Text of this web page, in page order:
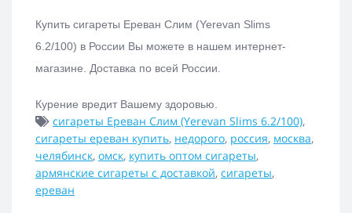
Купить сигареты Ереван Слим (Yerevan Slims
6.2/100) в России Вы можете в нашем интернет-
магазине. Доставка по всей России.
Курение вредит Вашему здоровью.
сигареты Ереван Слим (Yerevan Slims 6.2/100),
сигареты ереван купить, недорого, россия, москва,
челябинск, омск, купить оптом сигареты,
армянские сигареты с доставкой, сигареты,
ереван